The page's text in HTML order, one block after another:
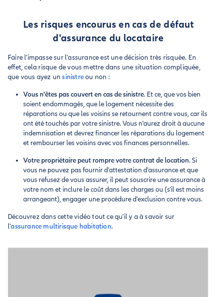
Les risques encourus en cas de défaut
d'assurance du locataire
Faire l'impasse sur l'assurance est une décision très risquée. En
effet, cela risque de vous mettre dans une situation compliquée,
que vous ayez unsinistreou non :
Vous n'êtes pas couvert en cas de sinistre. Et ce, que vos bien
soient endommagés, que le logement nécessite des
réparations ou que les voisins se retournent contre vous, car ils
ont été touchés par votre sinistre. Vous n'aurez droit à aucune
indemnisation et devrez financer les réparations du logement
et rembourser les voisins avec vos finances personnelles.
Votre propriétaire peut rompre votre contrat de location. Si
vous ne pouvez pas fournir d'attestation d'assurance et que
vous refusez de vous assurer, il peut souscrire une assurance à
votre nom et inclure le coût dans les charges ou (s'il est moins
arrangeant), engager une procédure d'exclusion contre vous.
Découvrez dans cette vidéo tout ce qu'il y a à savoir sur
l'assurance multirisque habitation.